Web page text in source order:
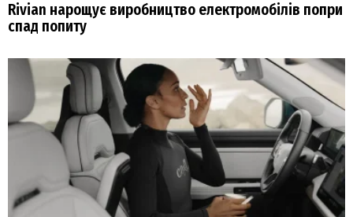
Rivian нарощує виробництво електромобілів попри
спад попиту